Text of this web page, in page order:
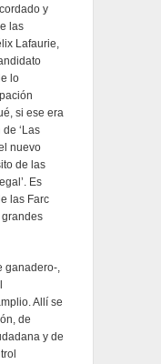
y
las
Lafaurie,
lo
si ese era
‘Las
nuevo
de las
Es
las Farc
ganadero-,
Allí se
de
y de